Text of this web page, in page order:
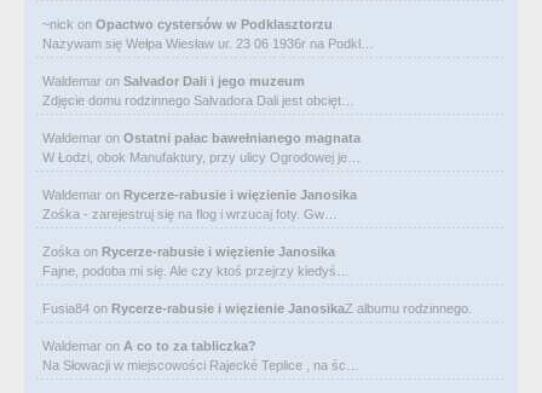
~nick on Opactwo cystersów w Podklasztorzu
Nazywam się Wełpa Wiesław ur. 23 06 1936r na Podkl…
Waldemar on Salvador Dali i jego muzeum
Zdjęcie domu rodzinnego Salvadora Dali jest obcięt…
Waldemar on Ostatni pałac bawełnianego magnata
W Łodzi, obok Manufaktury, przy ulicy Ogrodowej je…
Waldemar on Rycerze-rabusie i więzienie Janosika
Zośka - zarejestruj się na flog i wrzucaj foty. Gw…
Zośka on Rycerze-rabusie i więzienie Janosika
Fajne, podoba mi się. Ale czy ktoś przejrzy kiedyś…
Fusia84 on Rycerze-rabusie i więzienie JanosikaZ albumu rodzinnego.
Waldemar on A co to za tabliczka?
Na Słowacji w miejscowości Rajecké Teplice , na śc…